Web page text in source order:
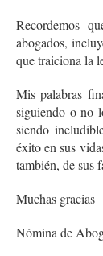
Recordemos
abogados,
que traiciona la
Mis palabras
siguiendo o no
siendo
éxito en sus
también, de sus
Muchas gracias
Nómina de